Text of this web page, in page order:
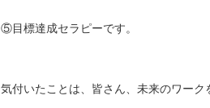
⑤目標達成セラピーです。
気付いたことは、皆さん、未来のワーク